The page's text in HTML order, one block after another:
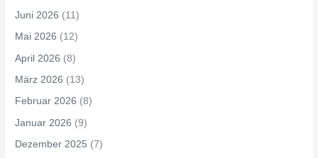
Juni 2026 (11)
Mai 2026 (12)
April 2026 (8)
März 2026 (13)
Februar 2026 (8)
Januar 2026 (9)
Dezember 2025 (7)